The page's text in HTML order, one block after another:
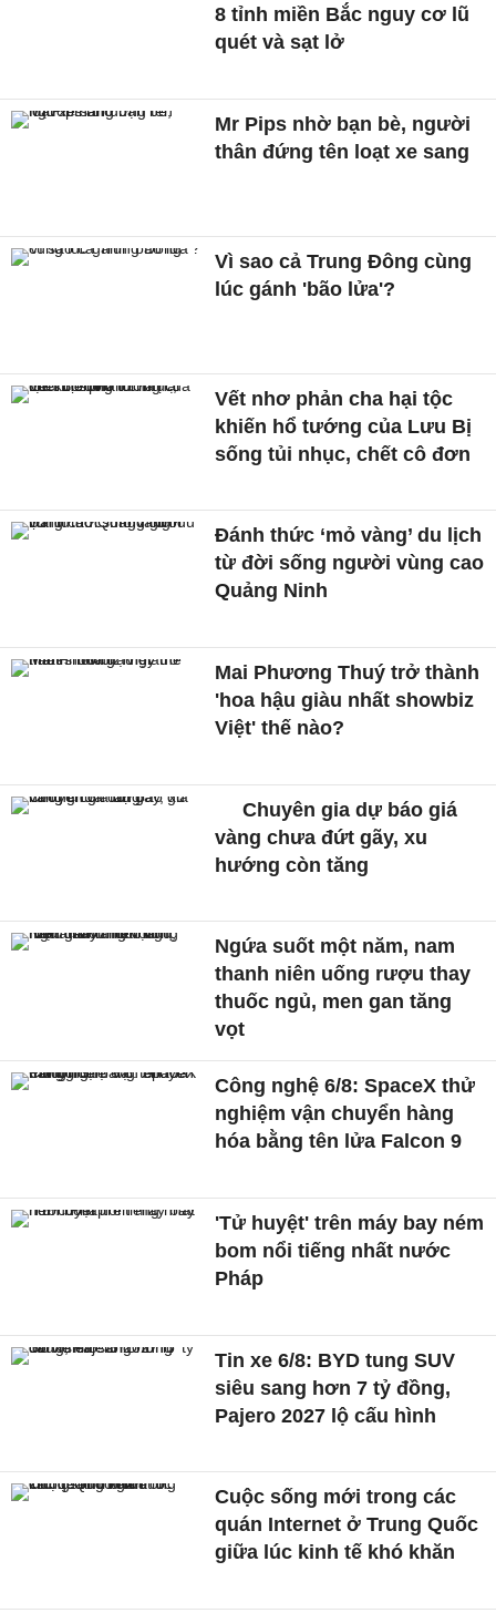
8 tỉnh miền Bắc nguy cơ lũ
quét và sạt lở
Mr Pips nhờ bạn bè, người
thân đứng tên loạt xe sang
Vì sao cả Trung Đông cùng
lúc gánh 'bão lửa'?
Vết nhơ phản cha hại tộc
khiến hổ tướng của Lưu Bị
sống tủi nhục, chết cô đơn
Đánh thức ‘mỏ vàng’ du lịch
từ đời sống người vùng cao
Quảng Ninh
Mai Phương Thuý trở thành
'hoa hậu giàu nhất showbiz
Việt' thế nào?
Chuyên gia dự báo giá
vàng chưa đứt gãy, xu
hướng còn tăng
Ngứa suốt một năm, nam
thanh niên uống rượu thay
thuốc ngủ, men gan tăng
vọt
Công nghệ 6/8: SpaceX thử
nghiệm vận chuyển hàng
hóa bằng tên lửa Falcon 9
'Tử huyệt' trên máy bay ném
bom nổi tiếng nhất nước
Pháp
Tin xe 6/8: BYD tung SUV
siêu sang hơn 7 tỷ đồng,
Pajero 2027 lộ cấu hình
Cuộc sống mới trong các
quán Internet ở Trung Quốc
giữa lúc kinh tế khó khăn